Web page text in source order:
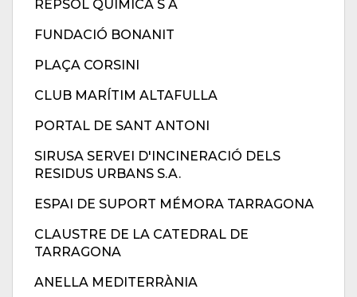
REPSOL QUÍMICA S A
FUNDACIÓ BONANIT
PLAÇA CORSINI
CLUB MARÍTIM ALTAFULLA
PORTAL DE SANT ANTONI
SIRUSA SERVEI D'INCINERACIÓ DELS
RESIDUS URBANS S.A.
ESPAI DE SUPORT MÉMORA TARRAGONA
CLAUSTRE DE LA CATEDRAL DE
TARRAGONA
ANELLA MEDITERRÀNIA